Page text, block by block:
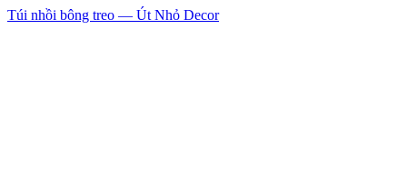
Túi nhồi bông treo — Út Nhỏ Decor